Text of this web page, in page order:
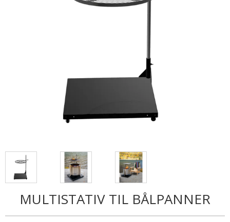
MULTISTATIV TIL BÅLPANNER